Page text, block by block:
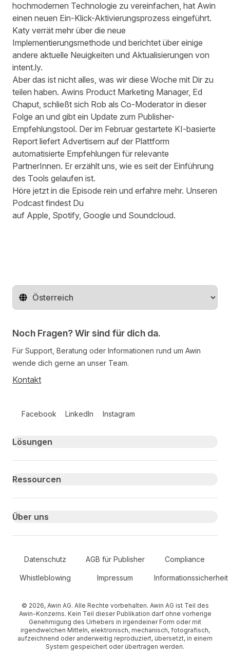
hochmodernen Technologie zu vereinfachen, hat Awin
einen neuen Ein-Klick-Aktivierungsprozess eingeführt.
Katy verrät mehr über die neue
Implementierungsmethode und berichtet über einige
andere aktuelle Neuigkeiten und Aktualisierungen von
intent.ly.
Aber das ist nicht alles, was wir diese Woche mit Dir zu
teilen haben. Awins Product Marketing Manager, Ed
Chaput, schließt sich Rob als Co-Moderator in dieser
Folge an und gibt ein Update zum Publisher-
Empfehlungstool. Der im Februar gestartete KI-basierte
Report liefert Advertisern auf der Plattform
automatisierte Empfehlungen für relevante
PartnerInnen. Er erzählt uns, wie es seit der Einführung
des Tools gelaufen ist.
Höre jetzt in die Episode rein und erfahre mehr. Unseren
Podcast findest Du
auf Apple, Spotify, Google und Soundcloud.
Region ändern
Noch Fragen? Wir sind für dich da.
Für Support, Beratung oder Informationen rund um Awin
wende dich gerne an unser Team.
Kontakt
Facebook LinkedIn Instagram
Primary footer navigation
Lösungen
Ressourcen
Über uns
Secondary Footer Navigation
Datenschutz AGB für Publisher Compliance
Whistleblowing Impressum Informationssicherheit
© 2026, Awin AG. Alle Rechte vorbehalten. Awin AG ist Teil des
Awin-Konzerns. Kein Teil dieser Publikation darf ohne vorherige
Genehmigung des Urhebers in irgendeiner Form oder mit
irgendwelchen Mitteln, elektronisch, mechanisch, fotografisch,
aufzeichnend oder anderweitig reproduziert, übersetzt, in einem
System gespeichert oder übertragen werden.